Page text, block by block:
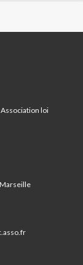
loi